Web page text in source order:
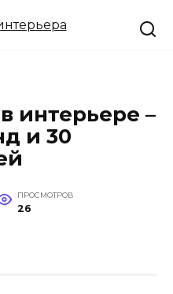
интерьере –
и 30
ПРОСМОТРОВ
26